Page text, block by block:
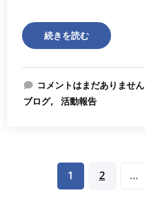
続きを読む
コメントはまだありません
ブログ
活動報告
1 2 …